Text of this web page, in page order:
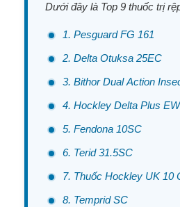
Dưới đây là Top 9 thuốc trị
1. Pesguard FG 161
2. Delta Otuksa 25EC
3. Bithor Dual Action
4. Hockley Delta Plus
5. Fendona 10SC
6. Terid 31.5SC
7. Thuốc Hockley UK 10
8. Temprid SC